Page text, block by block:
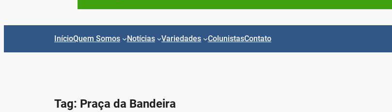
InícioQuem Somos Notícias Variedades ColunistasContato
Tag: Praça da Bandeira